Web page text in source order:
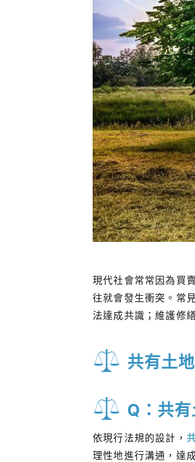
現代社會常常因為買
往就會發生衝突。常
法達成共識；維護修
共有土
Q：共
依現行法規的設計，
理性地進行溝通，達